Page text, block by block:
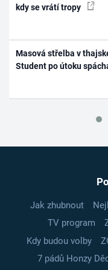
kdy se vrátí tropy
Masová střelba v
Student po útoku
Jak zhubnout
TV program
Kdy budou volby
7 pádů Honzy